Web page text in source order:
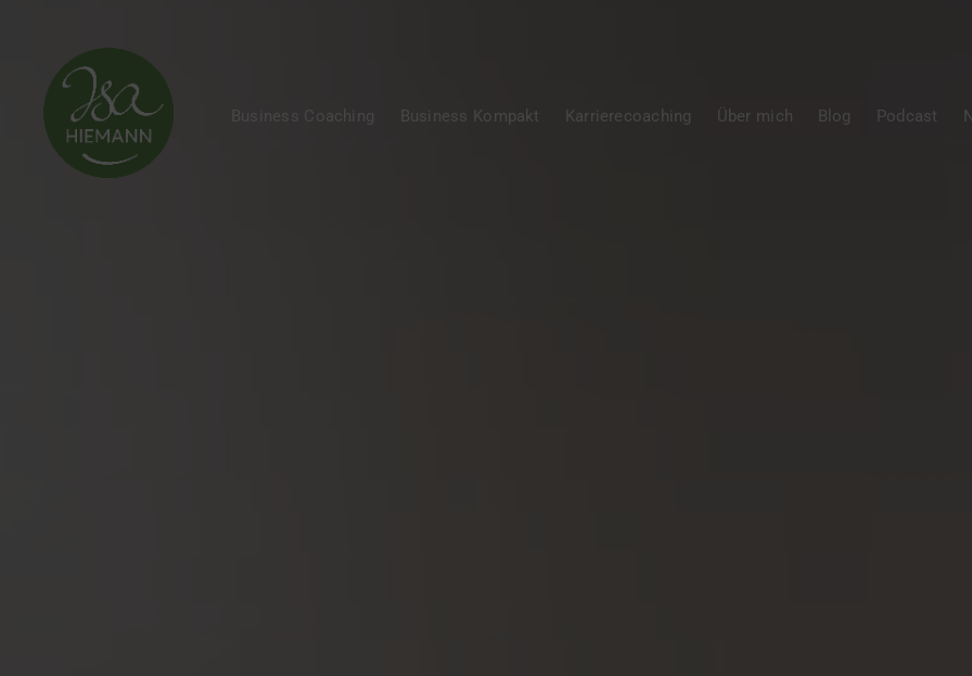
Business Coaching Business Kompakt Karrierecoaching Über mich Blog Podcast